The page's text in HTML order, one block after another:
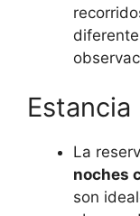
Estancia
La
noches
son